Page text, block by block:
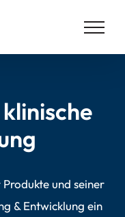
und seiner
& Entwicklung ein